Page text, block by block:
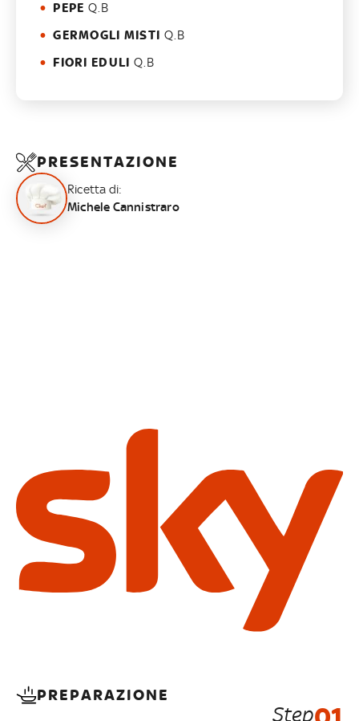
PEPE Q.B
GERMOGLI MISTI Q.B
FIORI EDULI Q.B
PRESENTAZIONE
Ricetta di:
Michele Cannistraro
PREPARAZIONE
Step